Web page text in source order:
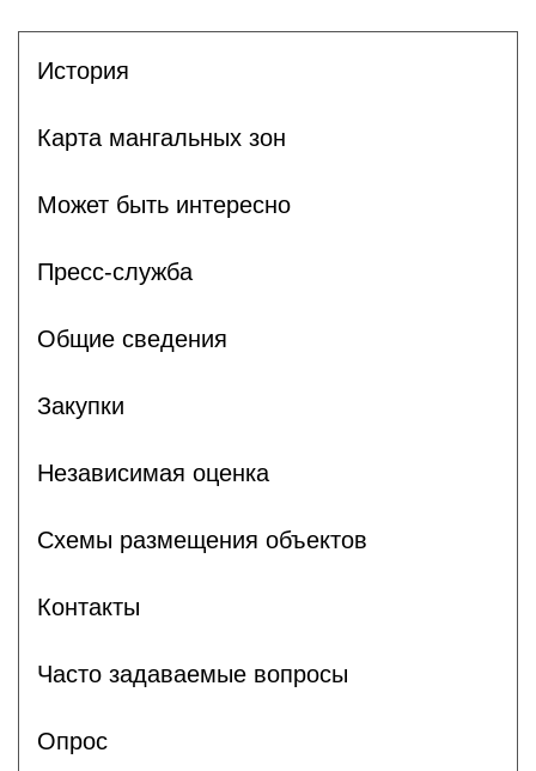
История
Карта мангальных зон
Может быть интересно
Пресс-служба
Общие сведения
Закупки
Независимая оценка
Схемы размещения объектов
Контакты
Часто задаваемые вопросы
Опрос